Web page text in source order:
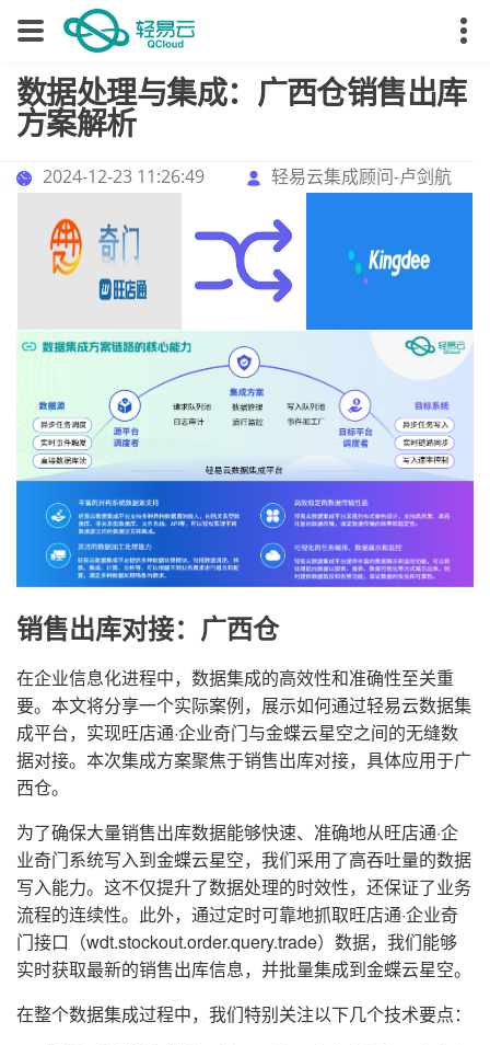
数据处理与集成：广西仓销售出库
方案解析
2024-12-23 11:26:49 轻易云集成顾问-卢剑航
销售出库对接：广西仓
在企业信息化进程中，数据集成的高效性和准确性至关重
要。本文将分享一个实际案例，展示如何通过轻易云数据集
成平台，实现旺店通·企业奇门与金蝶云星空之间的无缝数
据对接。本次集成方案聚焦于销售出库对接，具体应用于广
西仓。
为了确保大量销售出库数据能够快速、准确地从旺店通·企
业奇门系统写入到金蝶云星空，我们采用了高吞吐量的数据
写入能力。这不仅提升了数据处理的时效性，还保证了业务
流程的连续性。此外，通过定时可靠地抓取旺店通·企业奇
门接口（wdt.stockout.order.query.trade）数据，我们能够
实时获取最新的销售出库信息，并批量集成到金蝶云星空。
在整个数据集成过程中，我们特别关注以下几个技术要点：